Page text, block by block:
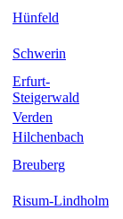
Hünfeld
Schwerin
Erfurt-
Steigerwald
Verden
Hilchenbach
Breuberg
Risum-Lindholm